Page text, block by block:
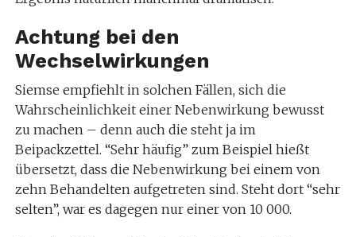
Achtung bei den
Wechselwirkungen
Siemse empfiehlt in solchen Fällen, sich die
Wahrscheinlichkeit einer Nebenwirkung bewusst
zu machen – denn auch die steht ja im
Beipackzettel. “Sehr häufig” zum Beispiel hießt
übersetzt, dass die Nebenwirkung bei einem von
zehn Behandelten aufgetreten sind. Steht dort “sehr
selten”, war es dagegen nur einer von 10 000.